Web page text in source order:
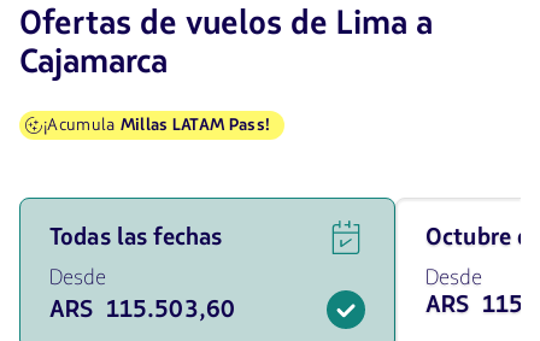
Ofertas de vuelos de Lima a
Cajamarca
¡Acumula Millas LATAM Pass!
Ver
ofertas
de
vuelos
para
Todas las fechas
Desde
ARS 115.503,60
Viaja
en
octubre
de
2026
octubre
Desde
ARS